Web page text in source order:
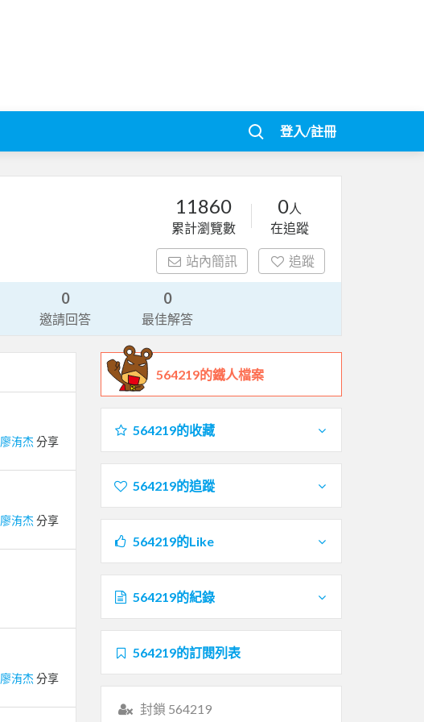
登入/註冊
11860
累計瀏覽數
0人
在追蹤
站內簡訊 追蹤
0
邀請回答
0
最佳解答
廖洧杰 分享
廖洧杰 分享
廖洧杰 分享
564219的鐵人檔案
564219的收藏
564219的追蹤
564219的Like
564219的紀錄
564219的訂閱列表
封鎖 564219